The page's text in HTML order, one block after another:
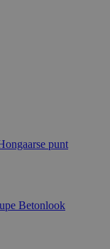
punt
Betonlook